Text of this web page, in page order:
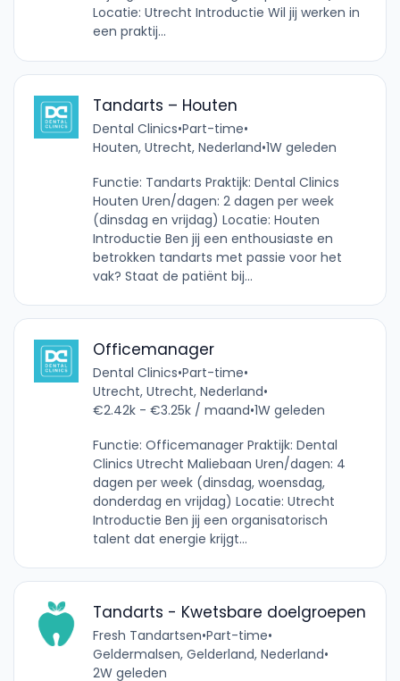
Locatie: Utrecht Introductie Wil jij werken in
een praktij...
Tandarts – Houten
Dental Clinics•Part-time•
Houten, Utrecht, Nederland•1W geleden
Functie: Tandarts Praktijk: Dental Clinics
Houten Uren/dagen: 2 dagen per week
(dinsdag en vrijdag) Locatie: Houten
Introductie Ben jij een enthousiaste en
betrokken tandarts met passie voor het
vak? Staat de patiënt bij...
Officemanager
Dental Clinics•Part-time•
Utrecht, Utrecht, Nederland•
€2.42k - €3.25k / maand•1W geleden
Functie: Officemanager Praktijk: Dental
Clinics Utrecht Maliebaan Uren/dagen: 4
dagen per week (dinsdag, woensdag,
donderdag en vrijdag) Locatie: Utrecht
Introductie Ben jij een organisatorisch
talent dat energie krijgt...
Tandarts - Kwetsbare doelgroepen
Fresh Tandartsen•Part-time•
Geldermalsen, Gelderland, Nederland•
2W geleden